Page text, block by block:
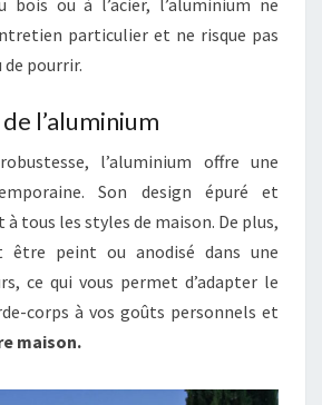
bois ou à l’acier, l’aluminium ne
particulier et ne risque pas
de pourrir.
l’aluminium
l’aluminium offre une
Son design épuré et
tous les styles de maison. De plus,
être peint ou anodisé dans une
ce qui vous permet d’adapter le
corps à vos goûts personnels et
maison.